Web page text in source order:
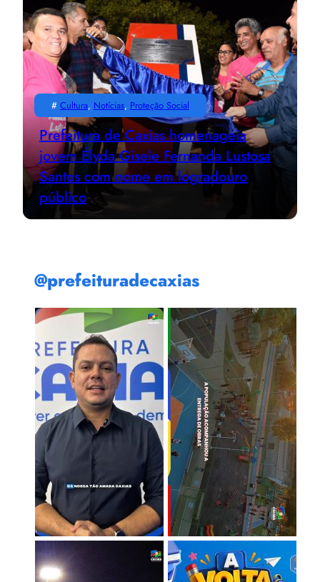
# Cultura, Notícias, Proteção Social
Prefeitura de Caxias homenageia
jovem Élyda Gisele Fernanda Lustosa
Santos com nome em logradouro
público
@prefeituradecaxias